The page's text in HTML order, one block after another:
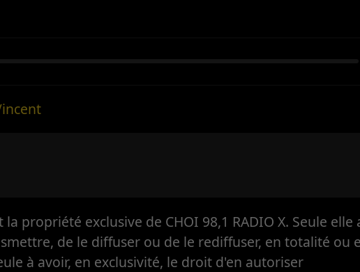
propriété exclusive de CHOI 98,1 RADIO X. Seule elle
de le diffuser ou de le rediffuser, en totalité ou
à avoir, en exclusivité, le droit d'en autoriser